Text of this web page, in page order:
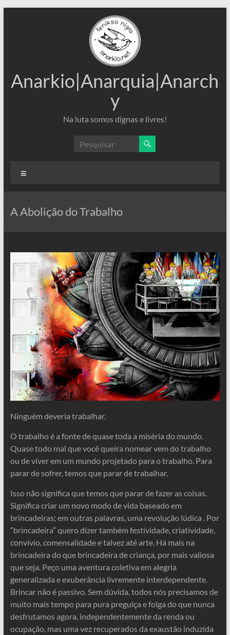
Anarkio|Anarquia|Anarch
y
Na luta somos dignas e livres!
A Abolição do Trabalho
Ninguém deveria trabalhar.
O trabalho é a fonte de quase toda a miséria do mundo.
Quase todo mal que você queira nomear vem do trabalho
ou de viver em um mundo projetado para o trabalho. Para
parar de sofrer, temos que parar de trabalhar.
Isso não significa que temos que parar de fazer as coisas.
Significa criar um novo modo de vida baseado em
brincadeiras; em outras palavras, uma revolução lúdica . Por
“brincadeira” quero dizer também festividade, criatividade,
convívio, comensalidade e talvez até arte. Há mais na
brincadeira do que brincadeira de criança, por mais valiosa
que seja. Peço uma aventura coletiva em alegria
generalizada e exuberância livremente interdependente.
Brincar não é passivo. Sem dúvida, todos nós precisamos de
muito mais tempo para pura preguiça e folga do que nunca
desfrutamos agora, independentemente da renda ou
ocupação, mas uma vez recuperados da exaustão induzida